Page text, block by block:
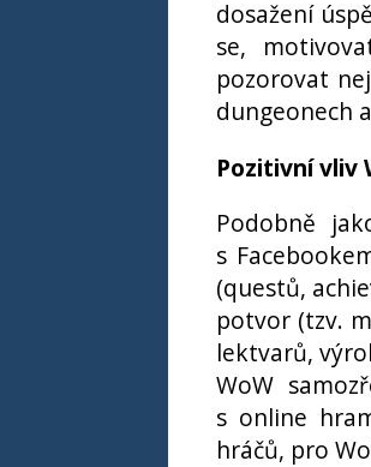
dosažení
se,
pozorovat
dungeonech
Pozitivní vliv
Podobně
s
(questů,
potvor (tzv.
lektvarů,
WoW
s online
hráčů, pro